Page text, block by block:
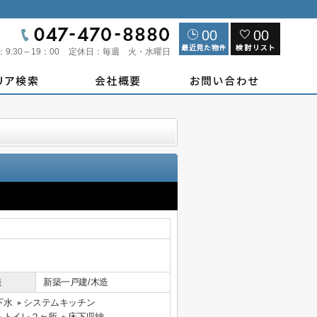
9:30～19：00 定休日： 毎週 火・水曜日
00 00
新築一戸建/木造
水
システムキッチン